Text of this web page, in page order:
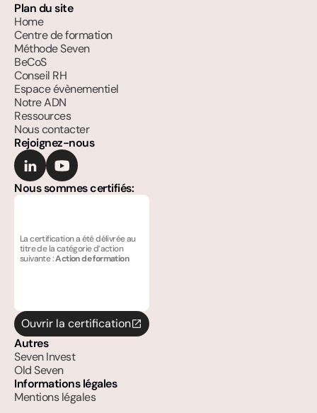
Plan du site
Home
Centre de formation
Méthode Seven
BeCoS
Conseil RH
Espace évènementiel
Notre ADN
Ressources
Nous contacter
Autres
Seven Invest
Old Seven
Informations légales
Mentions légales
Rejoignez-nous
Nous sommes certifiés:
La certification a été délivrée au
titre de la catégorie d’action
suivante : Action de formation
Ouvrir la certification